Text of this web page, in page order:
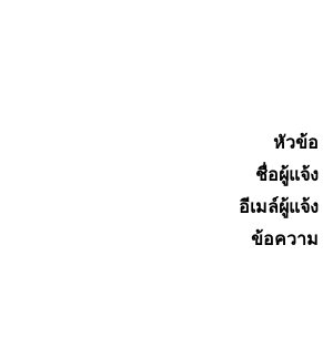
หัวข้อ
ชื่อผู้แจ้ง
อีเมล์ผู้แจ้ง
ข้อความ